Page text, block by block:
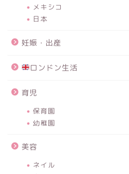
メキシコ
日本
妊娠・出産
ロンドン生活
育児
保育園
幼稚園
美容
ネイル